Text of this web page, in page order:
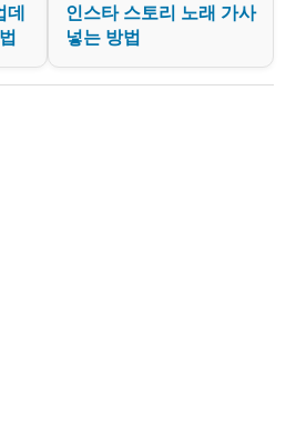
인스타 스토리 노래 가사
넣는 방법